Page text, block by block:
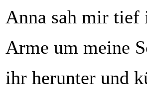
Anna sah mir tief
Arme um meine
ihr herunter und